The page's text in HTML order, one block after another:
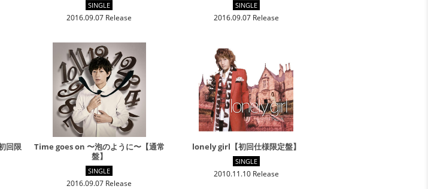
SINGLE
2016.09.07 Release
SINGLE
2016.09.07 Release
回限
Time goes on 〜泡のように〜【通常
盤】
SINGLE
2016.09.07 Release
lonely girl【初回仕様限定盤】
SINGLE
2010.11.10 Release